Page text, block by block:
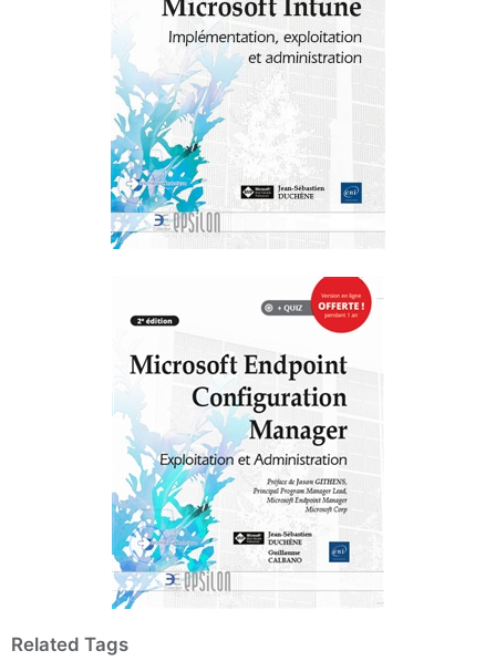
Related Tags